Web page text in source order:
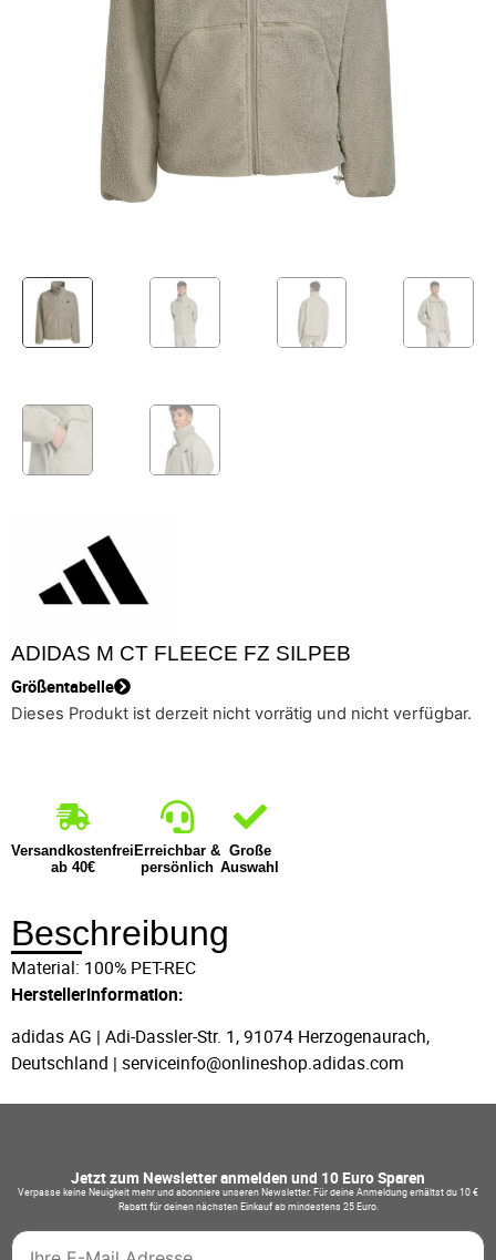
ADIDAS M CT FLEECE FZ SILPEB
Größentabelle
Dieses Produkt ist derzeit nicht vorrätig und nicht verfügbar.
Versandkostenfrei
ab 40€
Erreichbar &
persönlich
Große
Auswahl
Beschreibung
Material: 100% PET-REC
Herstellerinformation:
adidas AG | Adi-Dassler-Str. 1, 91074 Herzogenaurach,
Deutschland | serviceinfo@onlineshop.adidas.com
Jetzt zum Newsletter anmelden und 10 Euro Sparen
Verpasse keine Neuigkeit mehr und abonniere unseren Newsletter. Für deine Anmeldung erhältst du 10 €
Rabatt für deinen nächsten Einkauf ab mindestens 25 Euro.